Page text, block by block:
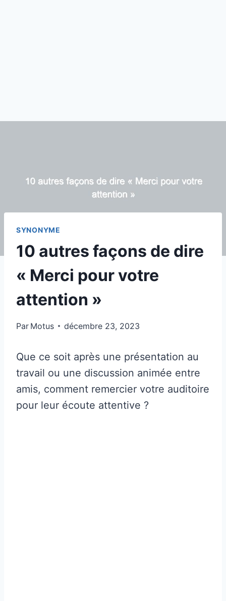
SYNONYME
10 autres façons de dire
« Merci pour votre
attention »
Par Motus décembre 23, 2023
Que ce soit après une présentation au
travail ou une discussion animée entre
amis, comment remercier votre auditoire
pour leur écoute attentive ?